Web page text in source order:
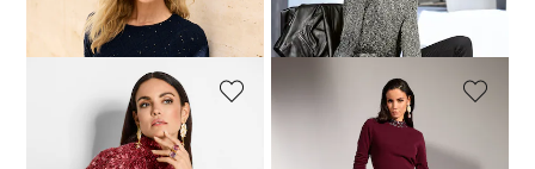
169,00 €229,95 €
89,00 €179,95 €